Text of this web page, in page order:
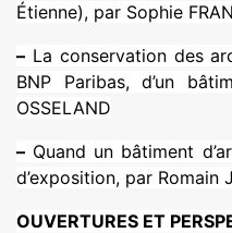
Étienne), par Sophie
– La conser­va­tion des
BNP Paribas, d’un
OSSELAND
– Quand un bâti­ment
d’expo­si­tion, par Romain
OUVERTURES ET